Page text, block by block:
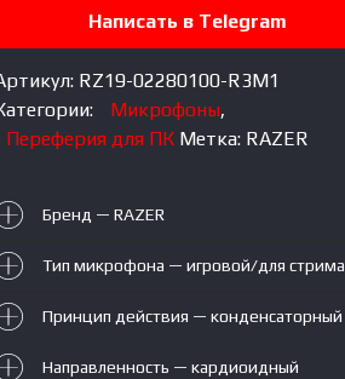
Написать в Telegram
RZ19-02280100-R3M1
Микрофоны,
Переферия для ПК Метка: RAZER
Бренд — RAZER
Тип микрофона — игровой/для стрима
Принцип действия — конденсаторный
Направленность — кардиоидный